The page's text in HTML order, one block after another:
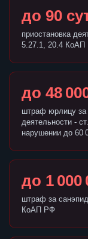
до 90
приостановка
5.27.1, 20.4
до 48
штраф юрлицу за
деятельности -
нарушении до 60
до 1 000
штраф за
КоАП РФ